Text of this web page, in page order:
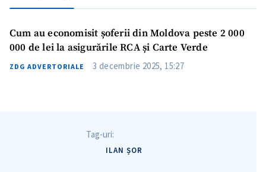
Cum au economisit șoferii din Moldova peste 2 000
000 de lei la asigurările RCA și Carte Verde
ZDG ADVERTORIALE 3 decembrie 2025, 15:27
Tag-uri:
ILAN ȘOR